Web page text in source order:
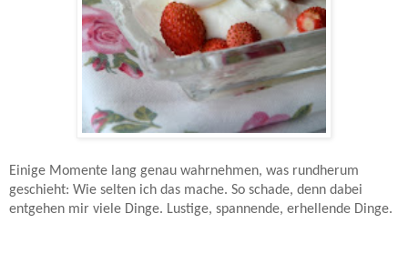
Einige Momente lang genau wahrnehmen, was rundherum
geschieht: Wie selten ich das mache. So schade, denn dabei
entgehen mir viele Dinge. Lustige, spannende, erhellende Dinge.